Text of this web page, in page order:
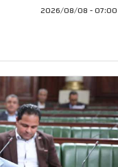
07:00 - 2026/08/08